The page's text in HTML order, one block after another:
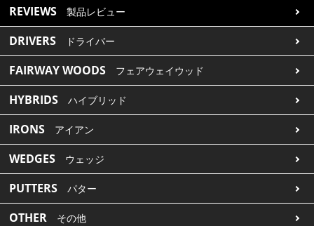
REVIEWS 製品レビュー
DRIVERS ドライバー
FAIRWAY WOODS フェアウェイウッド
HYBRIDS ハイブリッド
IRONS アイアン
WEDGES ウェッジ
PUTTERS パター
OTHER その他